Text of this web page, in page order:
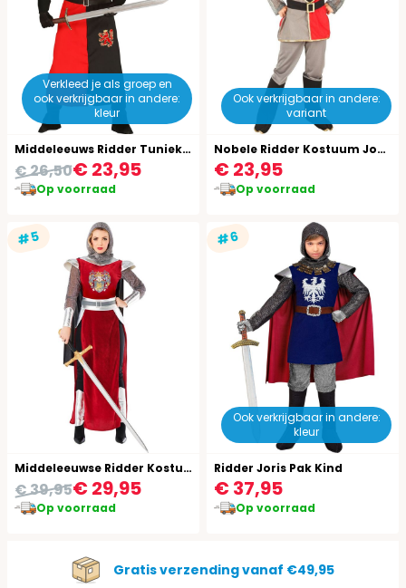
Verkleed je als groep en
ook verkrijgbaar in andere:
kleur
Middeleeuws Ridder Tuniek Heren
€ 23,95
€ 26,50
Op voorraad
Ook verkrijgbaar in andere:
variant
Nobele Ridder Kostuum Jongens
€ 23,95
Op voorraad
#5
Middeleeuwse Ridder Kostuum Dames
€ 29,95
€ 39,95
Op voorraad
#6
Ook verkrijgbaar in andere:
kleur
Ridder Joris Pak Kind
€ 37,95
Op voorraad
Gratis verzending vanaf €49,95